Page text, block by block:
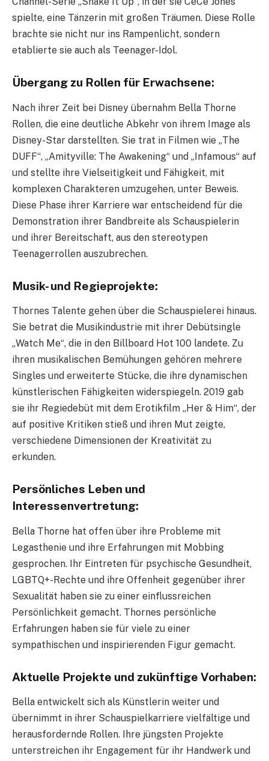
spielte, eine Tänzerin mit großen Träumen. Diese Rolle
brachte sie nicht nur ins Rampenlicht, sondern
etablierte sie auch als Teenager-Idol.
Übergang zu Rollen für Erwachsene:
Nach ihrer Zeit bei Disney übernahm Bella Thorne
Rollen, die eine deutliche Abkehr von ihrem Image als
Disney-Star darstellten. Sie trat in Filmen wie „The
DUFF“, „Amityville: The Awakening“ und „Infamous“ auf
und stellte ihre Vielseitigkeit und Fähigkeit, mit
komplexen Charakteren umzugehen, unter Beweis.
Diese Phase ihrer Karriere war entscheidend für die
Demonstration ihrer Bandbreite als Schauspielerin
und ihrer Bereitschaft, aus den stereotypen
Teenagerrollen auszubrechen.
Musik- und Regieprojekte:
Thornes Talente gehen über die Schauspielerei hinaus.
Sie betrat die Musikindustrie mit ihrer Debütsingle
„Watch Me“, die in den Billboard Hot 100 landete. Zu
ihren musikalischen Bemühungen gehören mehrere
Singles und erweiterte Stücke, die ihre dynamischen
künstlerischen Fähigkeiten widerspiegeln. 2019 gab
sie ihr Regiedebüt mit dem Erotikfilm „Her & Him“, der
auf positive Kritiken stieß und ihren Mut zeigte,
verschiedene Dimensionen der Kreativität zu
erkunden.
Persönliches Leben und
Interessenvertretung:
Bella Thorne hat offen über ihre Probleme mit
Legasthenie und ihre Erfahrungen mit Mobbing
gesprochen. Ihr Eintreten für psychische Gesundheit,
LGBTQ+-Rechte und ihre Offenheit gegenüber ihrer
Sexualität haben sie zu einer einflussreichen
Persönlichkeit gemacht. Thornes persönliche
Erfahrungen haben sie für viele zu einer
sympathischen und inspirierenden Figur gemacht.
Aktuelle Projekte und zukünftige Vorhaben:
Bella entwickelt sich als Künstlerin weiter und
übernimmt in ihrer Schauspielkarriere vielfältige und
herausfordernde Rollen. Ihre jüngsten Projekte
unterstreichen ihr Engagement für ihr Handwerk und